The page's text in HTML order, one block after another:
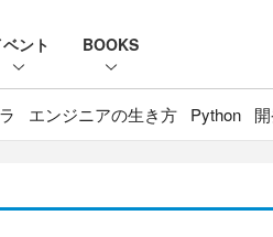
ント BOOKS
エンジニアの生き方 Python